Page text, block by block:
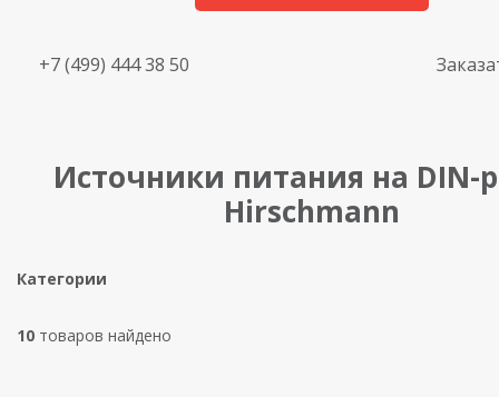
+7 (499) 444 38 50
Источники питания на DIN-
Hirschmann
Категории
10 товаров найдено